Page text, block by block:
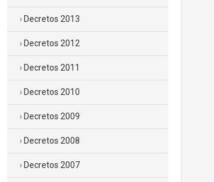
Decretos 2013
Decretos 2012
Decretos 2011
Decretos 2010
Decretos 2009
Decretos 2008
Decretos 2007